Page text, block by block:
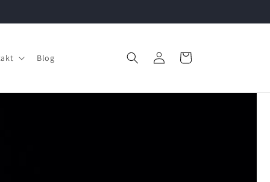
Blog EinloggenWarenkorb